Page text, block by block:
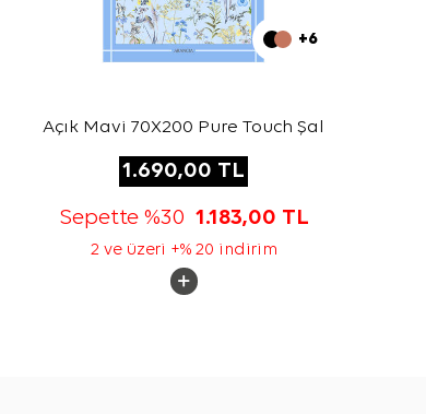
+6
Açık Mavi 70X200 Pure Touch Şal
1.690,00 TL
Sepette %30 1.183,00 TL
2 ve üzeri +% 20 indirim